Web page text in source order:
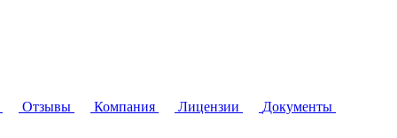
Отзывы Компания Лицензии
Документы